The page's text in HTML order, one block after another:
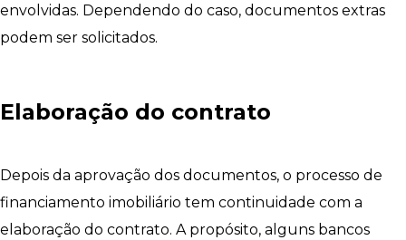
envolvidas. Dependendo do caso, documentos extras
podem ser solicitados.
Elaboração do contrato
Depois da aprovação dos documentos, o processo de
financiamento imobiliário tem continuidade com a
elaboração do contrato. A propósito, alguns bancos